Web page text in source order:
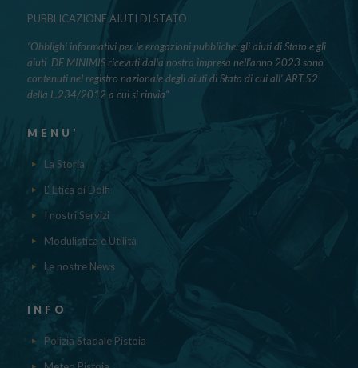
PUBBLICAZIONE AIUTI DI STATO
“Obblighi informativi per le erogazioni pubbliche: gli aiuti di Stato e gli
aiuti DE MINIMIS ricevuti dalla nostra impresa nell’anno 2023 sono
contenuti nel registro nazionale degli aiuti di Stato di cui all’ ART.52
della L.234/2012 a cui si rinvia“
MENU’
La Storia
L' Etica di Dolfi
I nostri Servizi
Modulistica e Utilità
Le nostre News
INFO
Polizia Stadale Pistoia